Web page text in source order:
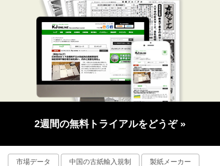
2週間の無料トライアルをどうぞ »
市場データ 中国の古紙輸入規制 製紙メーカー